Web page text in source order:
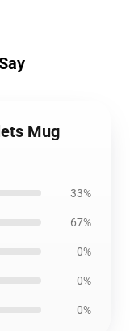
Mug
33%
67%
0%
0%
0%